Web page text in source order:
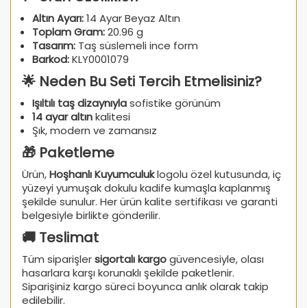
Altın Ayarı:14 Ayar Beyaz Altın
Toplam Gram:20.96 g
Tasarım: Taş süslemeli ince form
Barkod:KLY0001079
🌟 Neden Bu Seti Tercih Etmelisiniz?
Işıltılı taş dizaynıylasofistike görünüm
14 ayar altınkalitesi
Şık, modern ve zamansız
🎁 Paketleme
Ürün,Hoşhanlı Kuyumculuklogolu özel kutusunda, iç
yüzeyi yumuşak dokulu kadife kumaşla kaplanmış
şekilde sunulur. Her ürün kalite sertifikası ve garanti
belgesiyle birlikte gönderilir.
🚚 Teslimat
Tüm siparişlersigortalı kargogüvencesiyle, olası
hasarlara karşı korunaklı şekilde paketlenir.
Siparişiniz kargo süreci boyunca anlık olarak takip
edilebilir.